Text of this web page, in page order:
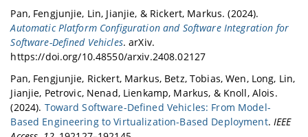
Pan, Fengjunjie, Lin, Jianjie, & Rickert, Markus. (2024).
Automatic Platform Configuration and Software Integration for
Software-Defined Vehicles. arXiv.
https://doi.org/10.48550/arxiv.2408.02127
Pan, Fengjunjie, Rickert, Markus, Betz, Tobias, Wen, Long, Lin,
Jianjie, Petrovic, Nenad, Lienkamp, Markus, & Knoll, Alois.
(2024). Toward Software-Defined Vehicles: From Model-
Based Engineering to Virtualization-Based Deployment. IEEE